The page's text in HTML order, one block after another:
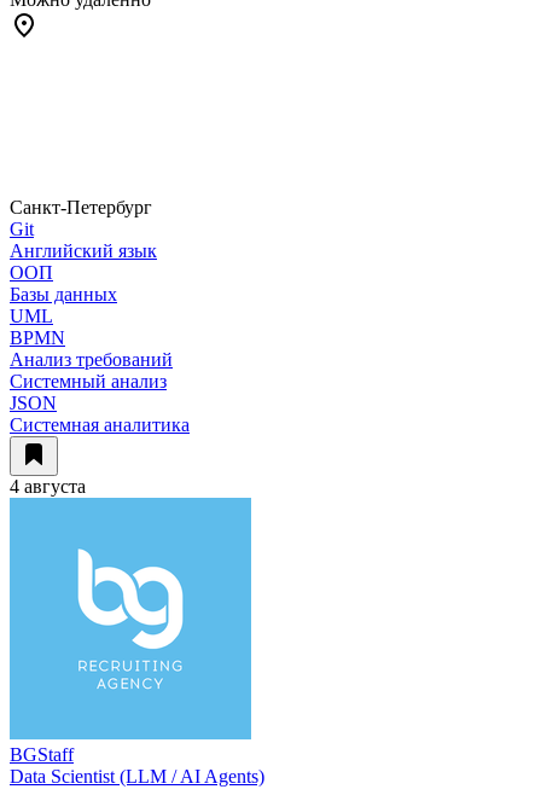
Санкт-Петербург
Git
Английский язык
ООП
Базы данных
UML
BPMN
Анализ требований
Системный анализ
JSON
Системная аналитика
4 августа
BGStaff
Data Scientist (LLM / AI Agents)